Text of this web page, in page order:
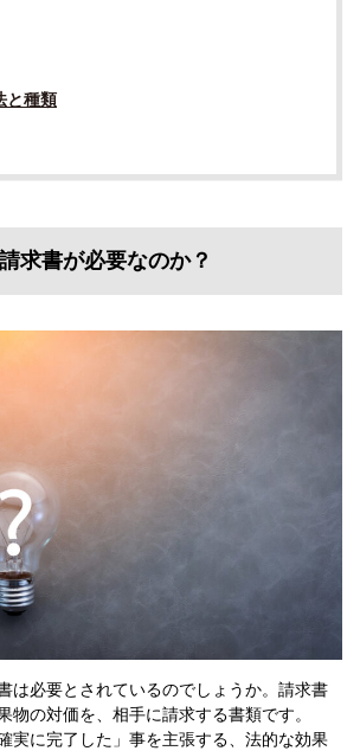
と種類
求書が必要なのか？
は必要とされているのでしょうか。請求書
物の対価を、相手に請求する書類です。
実に完了した」事を主張する、法的な効果